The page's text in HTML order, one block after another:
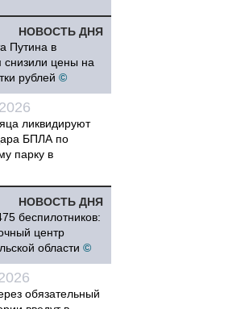
НОВОСТЬ ДНЯ
Путина в
снизили цены на
рублей ©
ликвидируют
БПЛА по
парку в
НОВОСТЬ ДНЯ
беспилотников:
центр
области ©
обязательный